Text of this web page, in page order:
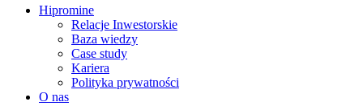
Hipromine
Relacje Inwestorskie
Baza wiedzy
Case study
Kariera
Polityka prywatności
O nas